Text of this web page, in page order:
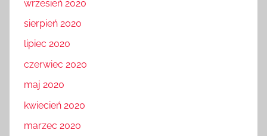
wrzesień 2020
sierpień 2020
lipiec 2020
czerwiec 2020
maj 2020
kwiecień 2020
marzec 2020